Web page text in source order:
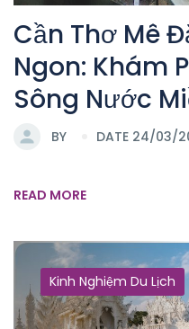
Cần Thơ Mê
Ngon: Khám
Sông Nước
BY DATE 24/03/
READ MORE
Kinh Nghiệm Du Lịch